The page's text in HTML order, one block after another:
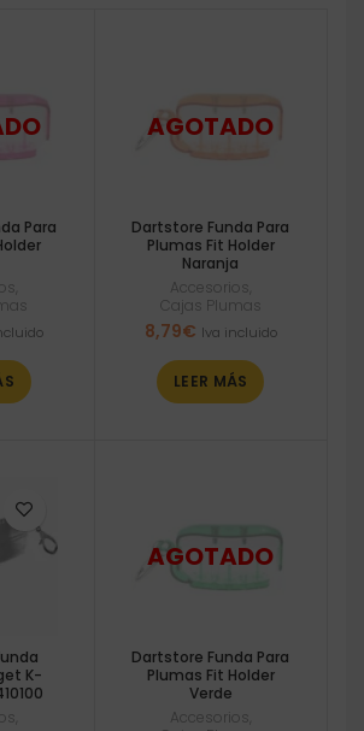
Para
Dartstore Funda Para
Plumas Fit Holder
Naranja
Accesorios
Cajas Plumas
8,79€ Iva incluido
LEER MÁS
K-
Dartstore Funda Para
Plumas Fit Holder
Verde
Accesorios